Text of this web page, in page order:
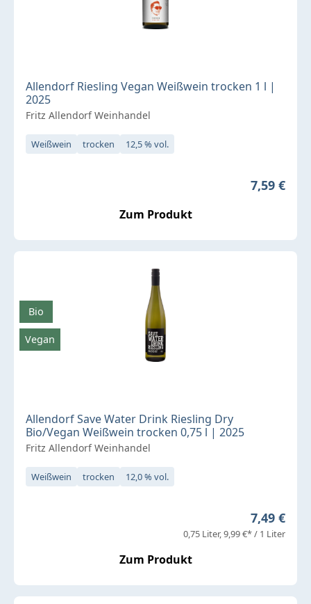
Allendorf Riesling Vegan Weißwein trocken 1 l |
2025
Fritz Allendorf Weinhandel
Weißwein trocken 12,5 % vol.
Regulärer
7,59 €
Zum Produkt
Allendorf Save Water Drink Riesling Dry
Bio/Vegan Weißwein trocken 0,75 l | 2025
Fritz Allendorf Weinhandel
Weißwein trocken 12,0 % vol.
Regulärer
7,49 €
0,75 Liter 9,99 €* / 1 Liter
Zum Produkt
Bio
Vegan